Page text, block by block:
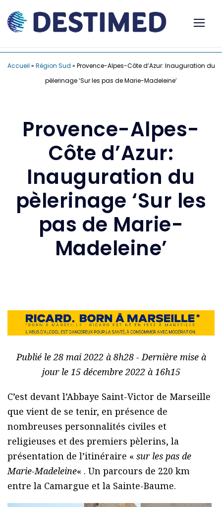
Accueil » Région Sud » Provence-Alpes-Côte d’Azur: Inauguration du
pèlerinage ‘Sur les pas de Marie-Madeleine’
Provence-Alpes-
Côte d’Azur:
Inauguration du
pèlerinage ‘Sur les
pas de Marie-
Madeleine’
Publié le 28 mai 2022 à 8h28 - Dernière mise à
jour le 15 décembre 2022 à 16h15
C’est devant l’Abbaye Saint-Victor de Marseille
que vient de se tenir, en présence de
nombreuses personnalités civiles et
religieuses et des premiers pèlerins, la
présentation de l’itinéraire « sur les pas de
Marie-Madeleine« . Un parcours de 220 km
entre la Camargue et la Sainte-Baume.